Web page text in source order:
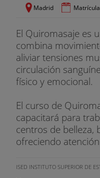
Madrid
El Quiromasaje es
combina
aliviar tensiones
circulación
físico y emocional.
El curso de
capacitará para
centros de belleza,
ofreciendo
ISED INSTITUTO SUPERIOR DE